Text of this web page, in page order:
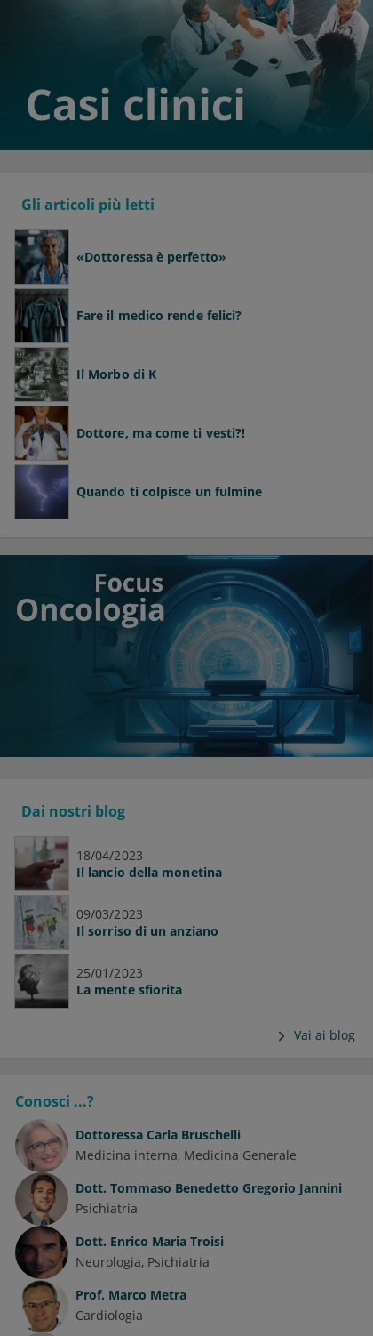
Gli articoli più letti
«Dottoressa è perfetto»
Fare il medico rende felici?
Il Morbo di K
Dottore, ma come ti vesti?!
Quando ti colpisce un fulmine
Dai nostri blog
18/04/2023
Il lancio della monetina
09/03/2023
Il sorriso di un anziano
25/01/2023
La mente sfiorita
Vai ai blog
Conosci ...?
Dottoressa Carla Bruschelli
Medicina interna Medicina Generale
Dott. Tommaso Benedetto Gregorio Jannini
Psichiatria
Dott. Enrico Maria Troisi
Neurologia Psichiatria
Prof. Marco Metra
Cardiologia